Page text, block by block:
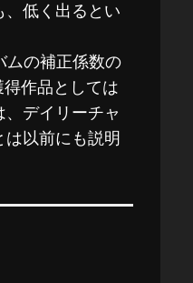
、低く出るとい
ムの補正係数の
作品としては
デイリーチャ
以前にも説明